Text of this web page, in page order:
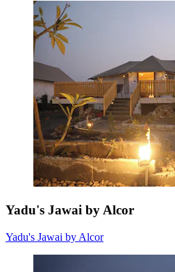
Yadu's Jawai by Alcor
Yadu's Jawai by Alcor